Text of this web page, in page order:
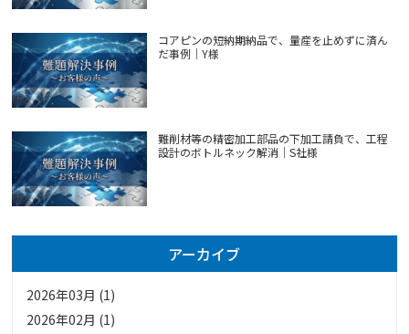
コアピンの短納期納品で、量産を止めずに済ん
だ事例｜Y様
難削材等の精密加工部品の下加工請負で、工程
設計のボトルネック解消｜S社様
アーカイブ
2026年03月 (1)
2026年02月 (1)